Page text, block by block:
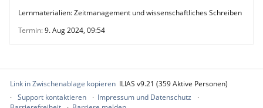
Lernmaterialien: Zeitmanagement und wissenschaftliches Schreiben
Termin 9. Aug 2024, 09:54
Link in Zwischenablage kopieren ILIAS v9.21 (359 Aktive Personen)
Support kontaktieren
Impressum und Datenschutz